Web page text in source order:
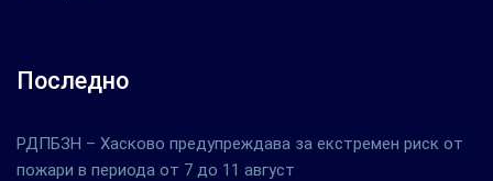
Последно
РДПБЗН – Хасково предупреждава за екстремен риск от
пожари в периода от 7 до 11 август